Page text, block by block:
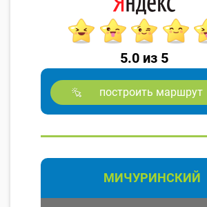
5.0 из 5
построить маршрут
МИЧУРИНСКИЙ